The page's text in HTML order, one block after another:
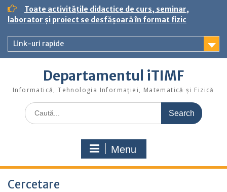
o
Toate activitățile didactice de curs, seminar,
laborator și proiect se desfășoară în format fizic
Link-uri rapide
Departamentul iTIMF
Informatică, Tehnologia Informației, Matematică și Fizică
S
e
f
o
Menu
Cercetare